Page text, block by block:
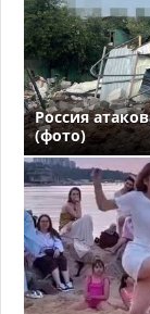
Россия
(фото)